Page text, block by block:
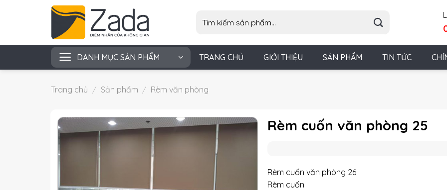
kiếm:
DANH MỤC SẢN PHẨM TRANG CHỦ GIỚI THIỆU SẢN PHẨM TIN TỨC
Trang chủ / Sản phẩm / Rèm văn phòng
Rèm cuốn văn phòng 25
Rèm cuốn văn phòng 26
Rèm cuốn